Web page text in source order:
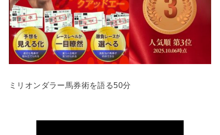
ミリオンダラー馬券術を語る50分